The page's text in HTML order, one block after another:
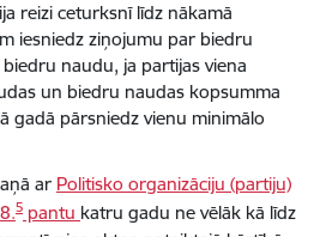
reizi ceturksnī līdz nākamā
iesniedz ziņojumu par biedru
naudu, ja partijas viena
un biedru naudas kopsumma
gadā pārsniedz vienu minimālo
ar Politisko organizāciju (partiju)
5 pantu katru gadu ne vēlāk kā līdz